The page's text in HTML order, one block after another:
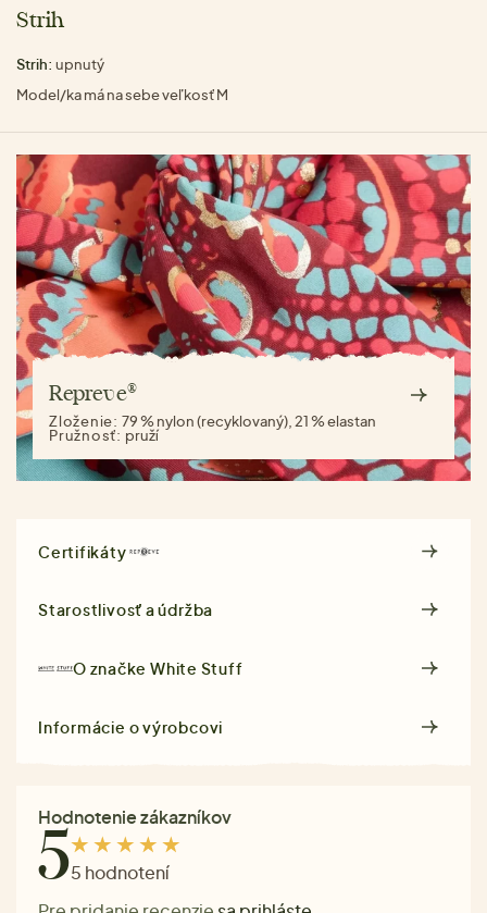
Strih
Strih: upnutý
Model/ka má na sebe veľkosť M
Repreve®
Zloženie: 79 % nylon (recyklovaný), 21 % elastan
Pružnosť: pruží
Certifikáty
Starostlivosť a údržba
O značkeWhite Stuff
Informácie o výrobcovi
Hodnotenie zákazníkov
55 hodnotení